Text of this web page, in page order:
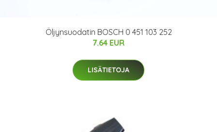
Öljynsuodatin BOSCH 0 451 103 252
7.64 EUR
LISÄTIETOJA